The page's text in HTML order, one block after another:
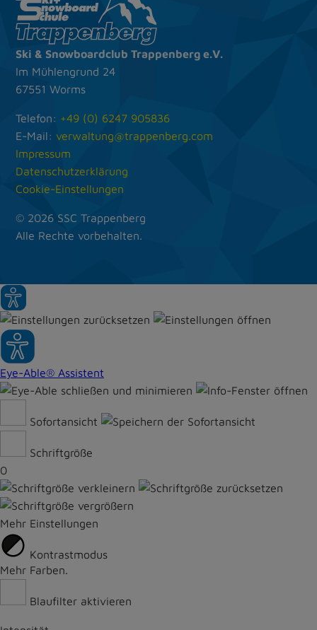
Ski & Snow­board­clubTrappenberg e.V.
Im Mühlengrund 24
67551 Worms
Telefon: +49 (0) 6247 905836
E-Mail:verwaltung@trappenberg.com
Impressum
Datenschutz­erklärung
Cookie-Einstellungen
© 2026 SSC Trappenberg
Alle Rechte vorbehalten.